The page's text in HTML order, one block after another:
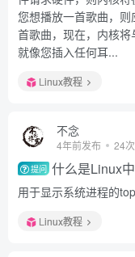
您想播放一首歌曲，
首歌曲，现在，内核将
就像您插入任何耳...
Linux教程
不念
4年前发布 24
提问 什么是Linux
用于显示系统进程的
Linux教程